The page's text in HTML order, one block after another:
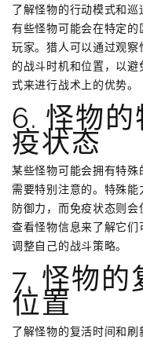
了解怪物的行动模式和巡
有些怪物可能会在特定
玩家。猎人可以通过观
的战斗时机和位置，以
式来进行战术上的优势。
6. 怪物
疫状态
某些怪物可能会拥有特
需要特别注意的。特殊
防御力，而免疫状态则
查看怪物信息来了解它
调整自己的战斗策略。
7. 怪物的
位置
了解怪物的复活时间和刷